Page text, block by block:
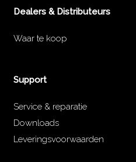
Dealers & Distributeurs
Waar te koop
Support
Service & reparatie
Downloads
Leveringsvoorwaarden